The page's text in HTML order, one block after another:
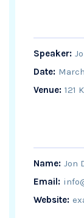
Speaker:
Date:
Venue: 121
Name: Jon
Email:
Website: